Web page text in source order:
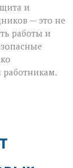
и
— это не
работы и
работникам.